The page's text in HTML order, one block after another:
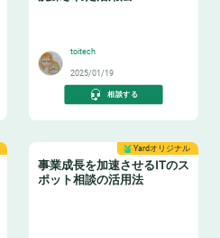
toitech
2025/01/19
相談する
Yardオリジナル
事業成長を加速させるITのス
ポット相談の活用法